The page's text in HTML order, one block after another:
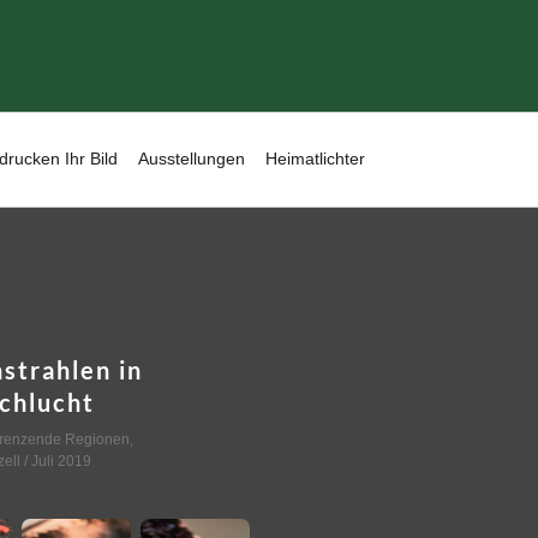
Ihr Bild Ausstellungen Heimatlichter
in
Regionen,
/ Juli 2019